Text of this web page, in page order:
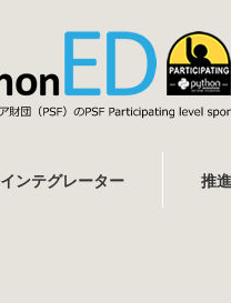
インテグレーター 推